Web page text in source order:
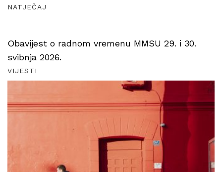
NATJEČAJ
Obavijest o radnom vremenu MMSU 29. i 30.
svibnja 2026.
VIJESTI